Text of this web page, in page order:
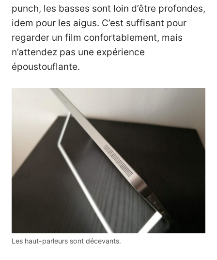
punch, les basses sont loin d’être profondes,
idem pour les aigus. C’est suffisant pour
regarder un film confortablement, mais
n’attendez pas une expérience
époustouflante.
Les haut-parleurs sont décevants.